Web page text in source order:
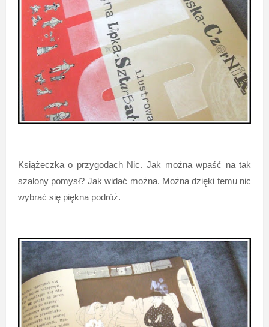
Książeczka o przygodach Nic. Jak można wpaść na tak
szalony pomysł? Jak widać można. Można dzięki temu nic
wybrać się piękna podróż.